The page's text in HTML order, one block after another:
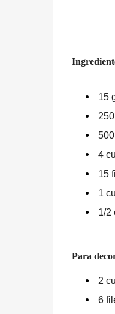
15
4
15
1
1/2
Para
2
6